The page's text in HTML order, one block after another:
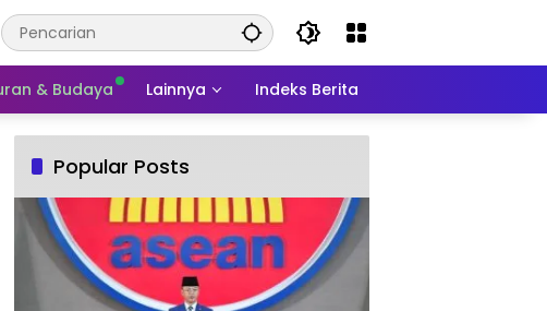
& Budaya Lainnya Indeks Berita
Popular Posts